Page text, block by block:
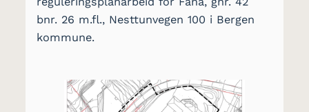
bnr. 26 m.fl., Nesttunvegen 100 i Bergen
kommune.